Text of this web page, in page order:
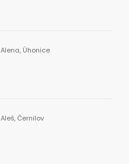
Alena, Úhonice
Aleš, Černilov